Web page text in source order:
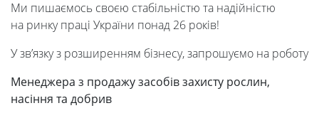
Ми пишаємось своєю стабільністю та надійністю
на ринку праці України понад 26 років!
У зв’язку з розширенням бізнесу, запрошуємо на роботу
Менеджера з продажу засобів захисту рослин,
насіння та добрив